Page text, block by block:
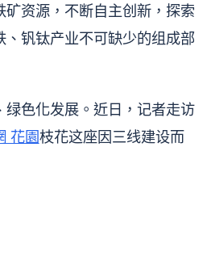
资源，不断自主创新，探索
钒钛产业不可缺少的组成部
色化发展。近日，记者走访
花園枝花这座因三线建设而